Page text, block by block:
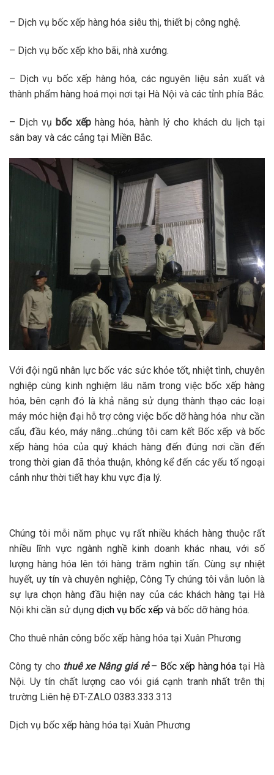
– Dịch vụ bốc xếp hàng hóa siêu thị, thiết bị công nghệ.
– Dịch vụ bốc xếp kho bãi, nhà xưởng.
– Dịch vụ bốc xếp hàng hóa, các nguyên liệu sản xuất và
thành phẩm hàng hoá mọi nơi tại Hà Nội và các tỉnh phía Bắc.
– Dịch vụ bốc xếphàng hóa, hành lý cho khách du lịch tại
sân bay và các cảng tại Miền Bắc.
Với đội ngũ nhân lực bốc vác sức khỏe tốt, nhiệt tình, chuyên
nghiệp cùng kinh nghiệm lâu năm trong việc bốc xếp hàng
hóa, bên cạnh đó là khả năng sử dụng thành thạo các loại
máy móc hiện đại hỗ trợ công việc bốc dỡ hàng hóa như cần
cẩu, đầu kéo, máy nâng…chúng tôi cam kết Bốc xếp và bốc
xếp hàng hóa của quý khách hàng đến đúng nơi cần đến
trong thời gian đã thỏa thuận, không kể đến các yếu tố ngoại
cảnh như thời tiết hay khu vực địa lý.
Chúng tôi mỗi năm phục vụ rất nhiều khách hàng thuộc rất
nhiều lĩnh vực ngành nghề kinh doanh khác nhau, với số
lượng hàng hóa lên tới hàng trăm nghìn tấn. Cùng sự nhiệt
huyết, uy tín và chuyên nghiệp, Công Ty chúng tôi vẫn luôn là
sự lựa chọn hàng đầu hiện nay của các khách hàng tại Hà
Nội khi cần sử dụng dịch vụ bốc xếp và bốc dỡ hàng hóa.
Cho thuê nhân công bốc xếp hàng hóa tại Xuân Phương
Công ty cho thuê xe Nâng giá rẻ– Bốc xếp hàng hóa tại Hà
Nội. Uy tín chất lượng cao vói giá cạnh tranh nhất trên thị
trường Liên hệ ĐT-ZALO 0383.333.313
Dịch vụ bốc xếp hàng hóa tại Xuân Phương